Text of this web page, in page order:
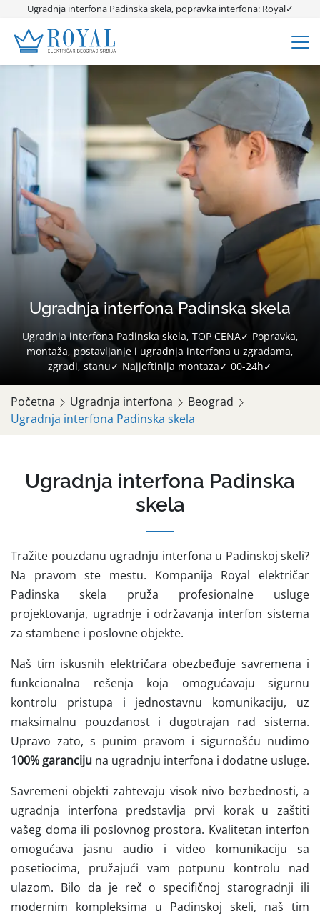
Ugradnja interfona Padinska skela, popravka interfona: Royal✓
Ugradnja interfona Padinska skela
Ugradnja interfona Padinska skela, TOP CENA✓ Popravka,
montaža, postavljanje i ugradnja interfona u zgradama,
zgradi, stanu✓ Najjeftinija montaza✓ 00-24h✓
Početna Ugradnja interfona
Beograd
Ugradnja interfona Padinska skela
Ugradnja interfona Padinska
skela
Tražite pouzdanu ugradnju interfona u Padinskoj skeli?
Na pravom ste mestu. Kompanija Royal električar
Padinska skela pruža profesionalne usluge
projektovanja, ugradnje i održavanja interfon sistema
za stambene i poslovne objekte.
Naš tim iskusnih električara obezbeđuje savremena i
funkcionalna rešenja koja omogućavaju sigurnu
kontrolu pristupa i jednostavnu komunikaciju, uz
maksimalnu pouzdanost i dugotrajan rad sistema.
Upravo zato, s punim pravom i sigurnošću nudimo
100% garanciju na ugradnju interfona i dodatne usluge.
Savremeni objekti zahtevaju visok nivo bezbednosti, a
ugradnja interfona predstavlja prvi korak u zaštiti
vašeg doma ili poslovnog prostora. Kvalitetan interfon
omogućava jasnu audio i video komunikaciju sa
posetiocima, pružajući vam potpunu kontrolu nad
ulazom. Bilo da je reč o specifičnoj starogradnji ili
modernim kompleksima u Padinskoj skeli, naš tim